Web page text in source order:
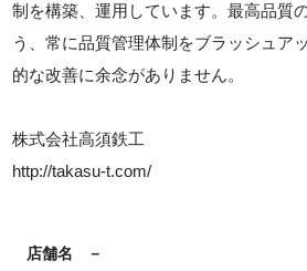
制を構築、運用しています。最高品質
う、常に品質管理体制をブラッシュア
的な改善に余念がありません。
株式会社高須鉄工
http://takasu-t.com/
店舗名 －